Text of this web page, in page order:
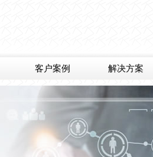
客户案例 解决方案